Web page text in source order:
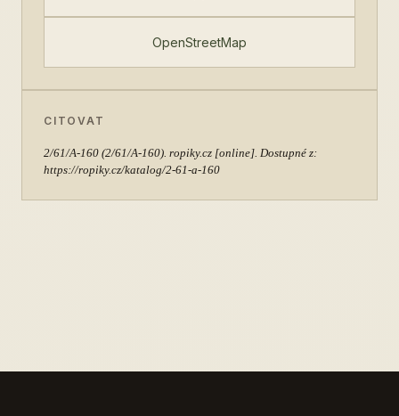
OpenStreetMap
CITOVAT
2/61/A-160 (2/61/A-160). ropiky.cz [online]. Dostupné z:
https://ropiky.cz/katalog/2-61-a-160